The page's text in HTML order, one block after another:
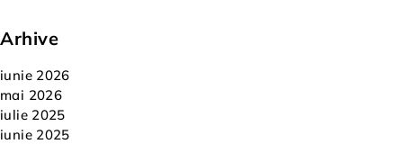
Arhive
iunie 2026
mai 2026
iulie 2025
iunie 2025